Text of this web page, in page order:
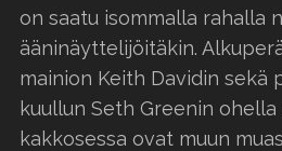
on saatu isommalla rahalla
ääninäyttelijöitäkin.
mainion Keith Davidin sekä
kuullun Seth Greenin ohella
kakkosessa ovat muun